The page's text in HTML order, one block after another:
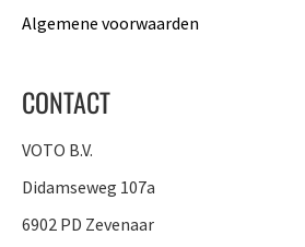
Algemene voorwaarden
CONTACT
VOTO B.V.
Didamseweg 107a
6902 PD Zevenaar